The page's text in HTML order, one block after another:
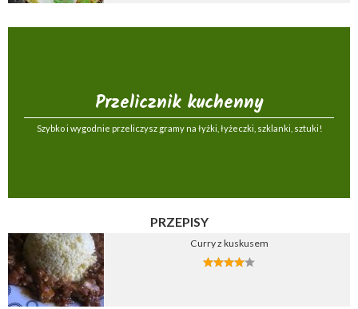
Przelicznik kuchenny
Szybko i wygodnie przeliczysz gramy na łyżki, łyżeczki, szklanki, sztuki!
PRZEPISY
Curry z kuskusem